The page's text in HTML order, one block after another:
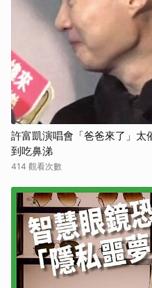
許富凱演唱會「爸爸來了」太
到吃鼻涕
414 觀看次數